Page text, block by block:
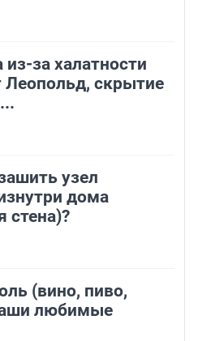
из-за халатности
Леопольд, скрытиe
узел
дома
стена)?
(вино, пиво,
любимые